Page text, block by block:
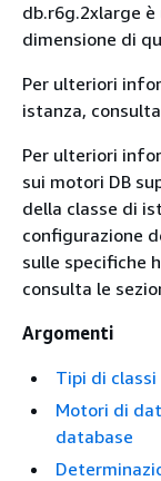
db.r6g.2xlarge
dimensione di
Per ulteriori
istanza, consulta
Per ulteriori
sui motori DB
della classe di
configurazione
sulle specifiche
consulta le
Argomenti
Tipi di
Motori di
database